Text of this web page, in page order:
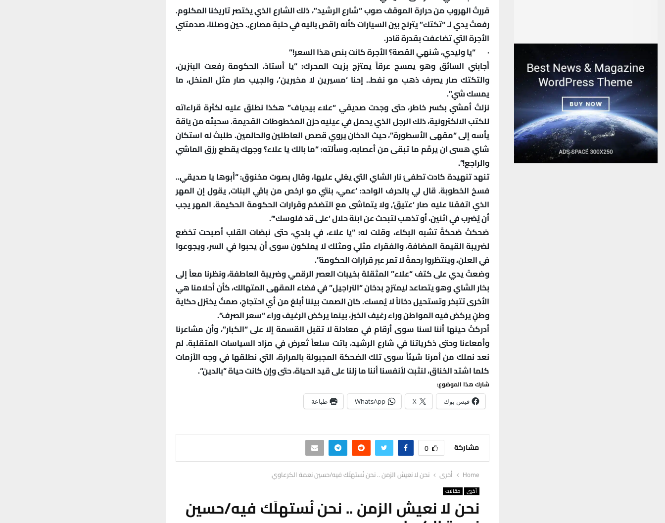
قررتُ الهروب من حرارة الموقف صوب “شارع الرشيد”، ذلك الشارع الذي يختصر تاريخنا المكلوم.
رفعتُ يدي لـ “تكتك” يترنح بين السيارات كأنه راقص باليه في حلبة مصارع,. حين وصلنا، صدمتني
الأجرة التي تضاعفت بقدرة قادر.
· “يا وليدي، شنهي القصة؟ الأجرة كانت بنص هذا السعر!”
أجابني السائق وهو يمسح عرقاً يمتزج بزيت المحرك: “يا أستاذ، الحكومة رفعت البنزين،
والتكتك صار يصرف ذهب مو نفط.. إحنا ‘مسيرين لا مخيرين’، والجيب صار مثل المنخل، ما
يمسك شي”.
نزلتُ أمشي بكسر خاطر، حتى وجدت صديقي “علاء بيدياف” هكذا نطلق عليه لكثرة قراءاته
للكتب الالكترونية، ذلك الرجل الذي يحمل في عينيه حزن المخطوطات القديمة. سحبتُه من ياقة
يأسه إلى “مقهى الأسطورة”، حيث الدخان يروي قصص العاطلين والحالمين. طلبتُ له استكان
شاي هسى ان يرمِّم ما تبقى من أعصابه، وسألته: “ما بالك يا علاء؟ وجهك يقطع رزق الماشي
والراجع!”.
تنهد تنهيدة كادت تطفئ نار الشاي التي يغلي عليها، وقال بصوت مخنوق: “أبوها يا صديقي..
فسخ الخطوبة. قال لي بالحرف الواحد: ‘عمي، بنتي مو ارخص من باقي البنات, يقول إن المهر
الذي اتفقنا عليه صار ‘عتيق’, ولا يتماشى مع التضخم وقرارات الحكومة الحكيمة. المهر يجب
أن يُضرب في اثنين، أو تذهب لتبحث عن ابنة حلال ‘على قد فلوسك'”.
ضحكتُ ضحكةً تشبه البكاء، وقلت له: “يا علاء، في بلدي، حتى نبضات القلب أصبحت تخضع
لضريبة القيمة المضافة، والفقراء مثلي ومثلك لا يملكون سوى أن يحبوا في السر، ويجوعوا
في العلن، وينتظروا رحمةً لا تمر عبر قرارات الحكومة”.
وضعتُ يدي على كتف “علاء” المثقلة بخيبات العصر الرقمي وضريبة العاطفة، ونظرنا معاً إلى
بخار الشاي وهو يتصاعد ليمتزج بدخان “النراجيل” في فضاء المقهى المتهالك، كأن أحلامنا هي
الأخرى تتبخر وتستحيل دخاناً لا يُمسك. كان الصمت بيننا أبلغ من أي احتجاج، صمتٌ يختزل حكاية
وطنٍ يركض فيه المواطن وراء رغيف الخبز، بينما يركض الرغيف وراء “سعر الصرف“.
أدركتُ حينها أننا لسنا سوى أرقام في معادلة لا تقبل القسمة إلا على “الكبار”، وأن مشاعرنا
وأمعاءنا وحتى ذكرياتنا في شارع الرشيد، باتت سلعاً تُعرض في مزاد السياسات المتقلبة. لم
نعد نملك من أمرنا شيئاً سوى تلك الضحكة المجبولة بالمرارة، التي نطلقها في وجه الأزمات
كلما اشتد الخناق، لنثبت لأنفسنا أننا ما زلنا على قيد الحياة، حتى وإن كانت حياة “بالدين“.
شارك هذا الموضوع:
فيس بوك X
WhatsApp طباعة
مشاركة 0
Home أخرى نحن لا نعيش الزمن .. نحن نُستهلَك فيه/حسين نعمة الكرعاوي
أخرى مقالات
نحن لا نعيش الزمن .. نحن نُستهلَك فيه/حسين